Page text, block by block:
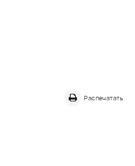
Распечатать